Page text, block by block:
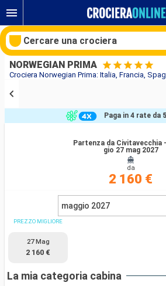
NORWEGIAN PRIMA
Partenza da Civitavecchia
gio 27 mag 2027
da
2 160 €
Paga in 4 rate da
maggio 2027
PREZZO MIGLIORE
27 Mag
2 160 €
La mia categoria cabina
Cercare una crociera
Ricerca